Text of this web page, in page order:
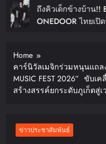
ถึงคิวเด็กข้างบ้าน!!
ONEDOOR ไทยเปิด
Home
คาร์นิวัลเมจิกร่วมหนุนแถลง
MUSIC FEST 2026” ขับเ
สร้างสรรค์ยกระดับภูเก็ตสู่
ข่าวประชาสัมพันธ์